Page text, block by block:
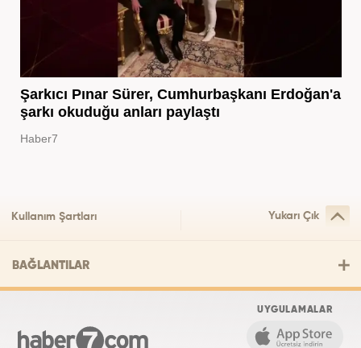
Şarkıcı Pınar Sürer, Cumhurbaşkanı Erdoğan'a
şarkı okuduğu anları paylaştı
Haber7
Kullanım Şartları Yukarı Çık
BAĞLANTILAR
UYGULAMALAR